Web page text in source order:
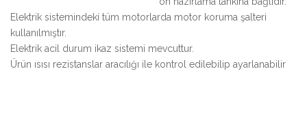
Elektrik sistemindeki tüm motorlarda motor koruma şalteri
kullanılmıştır.
Elektrik acil durum ikaz sistemi mevcuttur.
Ürün ısısı rezistanslar aracılığı ile kontrol edilebilip ayarlanabilir